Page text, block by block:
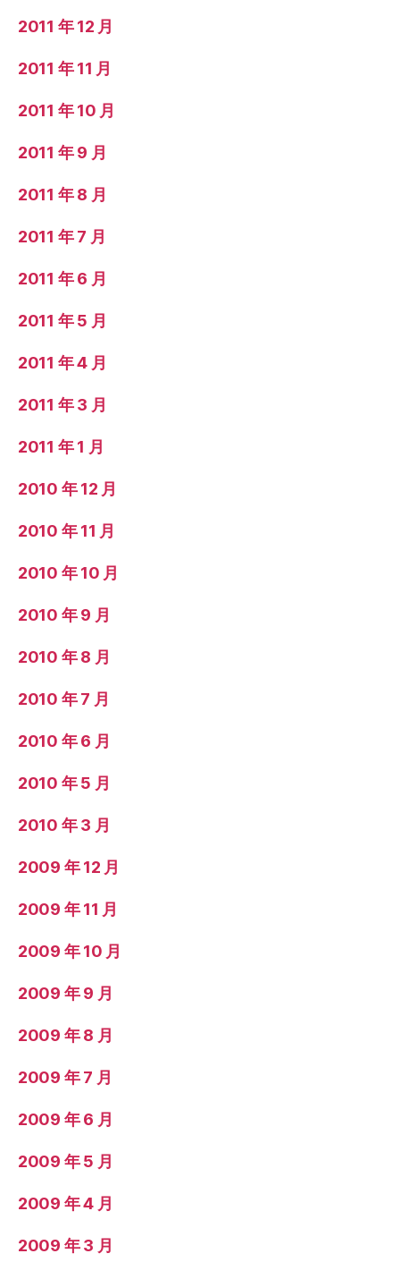
2011 年 12 月
2011 年 11 月
2011 年 10 月
2011 年 9 月
2011 年 8 月
2011 年 7 月
2011 年 6 月
2011 年 5 月
2011 年 4 月
2011 年 3 月
2011 年 1 月
2010 年 12 月
2010 年 11 月
2010 年 10 月
2010 年 9 月
2010 年 8 月
2010 年 7 月
2010 年 6 月
2010 年 5 月
2010 年 3 月
2009 年 12 月
2009 年 11 月
2009 年 10 月
2009 年 9 月
2009 年 8 月
2009 年 7 月
2009 年 6 月
2009 年 5 月
2009 年 4 月
2009 年 3 月